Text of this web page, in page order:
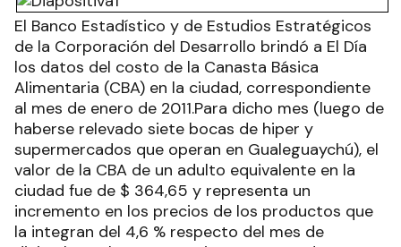
El Banco Estadístico y de Estudios Estratégicos
de la Corporación del Desarrollo brindó a El Día
los datos del costo de la Canasta Básica
Alimentaria (CBA) en la ciudad, correspondiente
al mes de enero de 2011.Para dicho mes (luego de
haberse relevado siete bocas de hiper y
supermercados que operan en Gualeguaychú), el
valor de la CBA de un adulto equivalente en la
ciudad fue de $ 364,65 y representa un
incremento en los precios de los productos que
la integran del 4,6 % respecto del mes de